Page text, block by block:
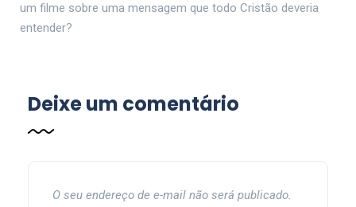
um filme sobre uma mensagem que todo Cristão deveria
entender?
Deixe um comentário
O seu endereço de e-mail não será publicado.